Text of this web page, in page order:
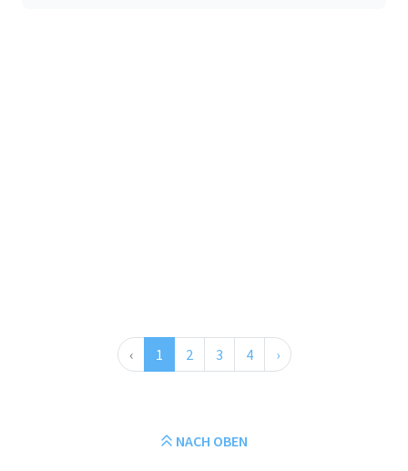
‹ 1 2 3 4 ›
NACH OBEN